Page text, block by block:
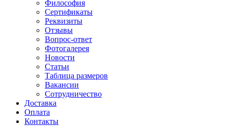
Философия
Сертификаты
Реквизиты
Отзывы
Вопрос-ответ
Фотогалерея
Новости
Статьи
Таблица размеров
Вакансии
Сотрудничество
Доставка
Оплата
Контакты